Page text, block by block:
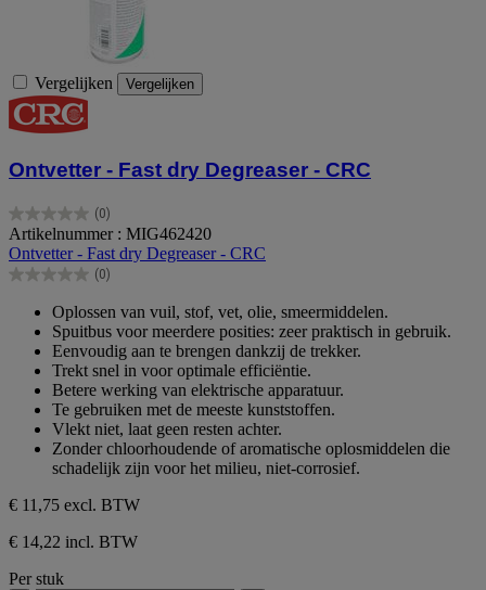
Vergelijken Vergelijken
Ontvetter - Fast dry Degreaser - CRC
(0)
0.0
van
de
5
Artikelnummer : MIG462420
Ontvetter - Fast dry Degreaser - CRC
(0)
0.0
sterren.
Oplossen van vuil, stof, vet, olie, smeermiddelen.
Spuitbus voor meerdere posities: zeer praktisch in gebruik.
Eenvoudig aan te brengen dankzij de trekker.
Trekt snel in voor optimale efficiëntie.
Betere werking van elektrische apparatuur.
Te gebruiken met de meeste kunststoffen.
Vlekt niet, laat geen resten achter.
Zonder chloorhoudende of aromatische oplosmiddelen die
schadelijk zijn voor het milieu, niet-corrosief.
€ 11,75 excl. BTW
€ 14,22 incl. BTW
Per stuk